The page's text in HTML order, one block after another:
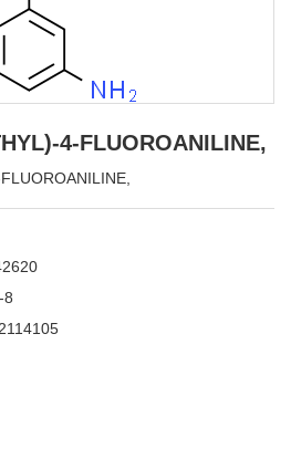
4-FLUOROANILINE,
8